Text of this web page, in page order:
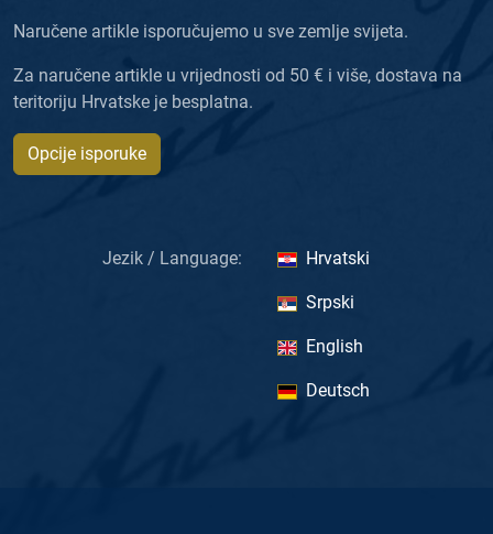
Naručene artikle isporučujemo u sve zemlje svijeta.
Za naručene artikle u vrijednosti od 50 € i više, dostava na
teritoriju Hrvatske je besplatna.
Opcije isporuke
Jezik / Language: Hrvatski
Srpski
English
Deutsch